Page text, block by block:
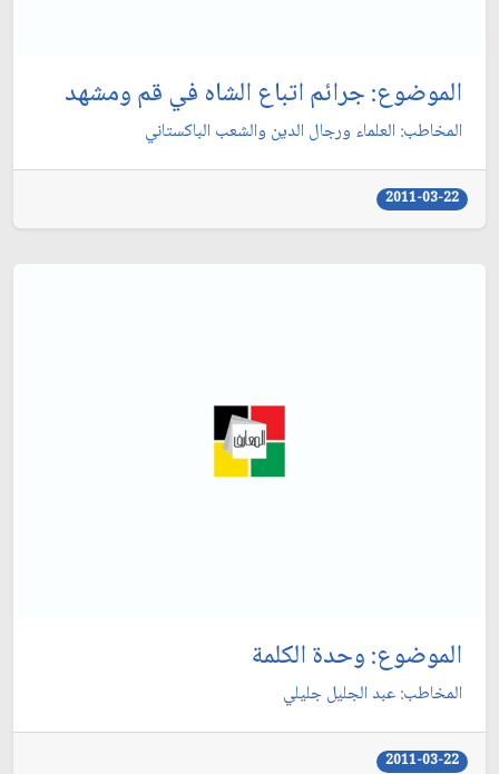
الموضوع: جرائم اتباع الشاه في قم ومشهد
المخاطب: العلماء ورجال الدين والشعب الباكستاني‏
2011-03-22
الموضوع: وحدة الكلمة
المخاطب: عبد الجليل جليلي‏
2011-03-22